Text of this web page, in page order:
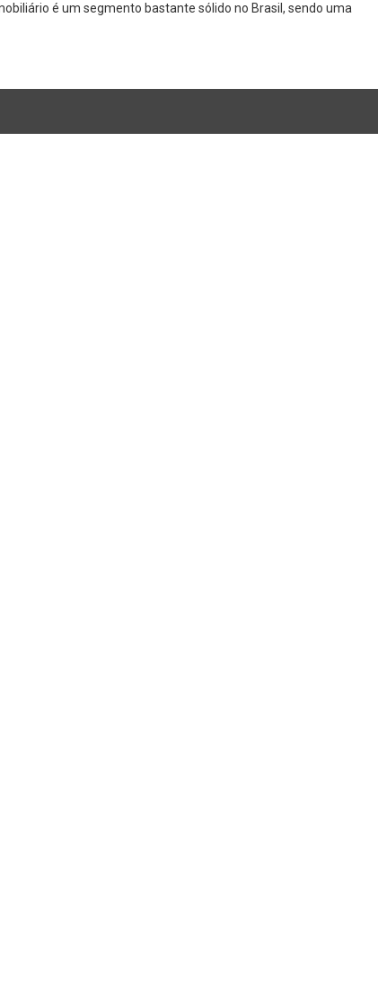
é um segmento bastante sólido no Brasil, sendo uma